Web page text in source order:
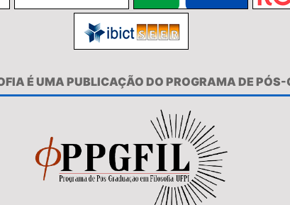
É UMA PUBLICAÇÃO DO PROGRAMA DE